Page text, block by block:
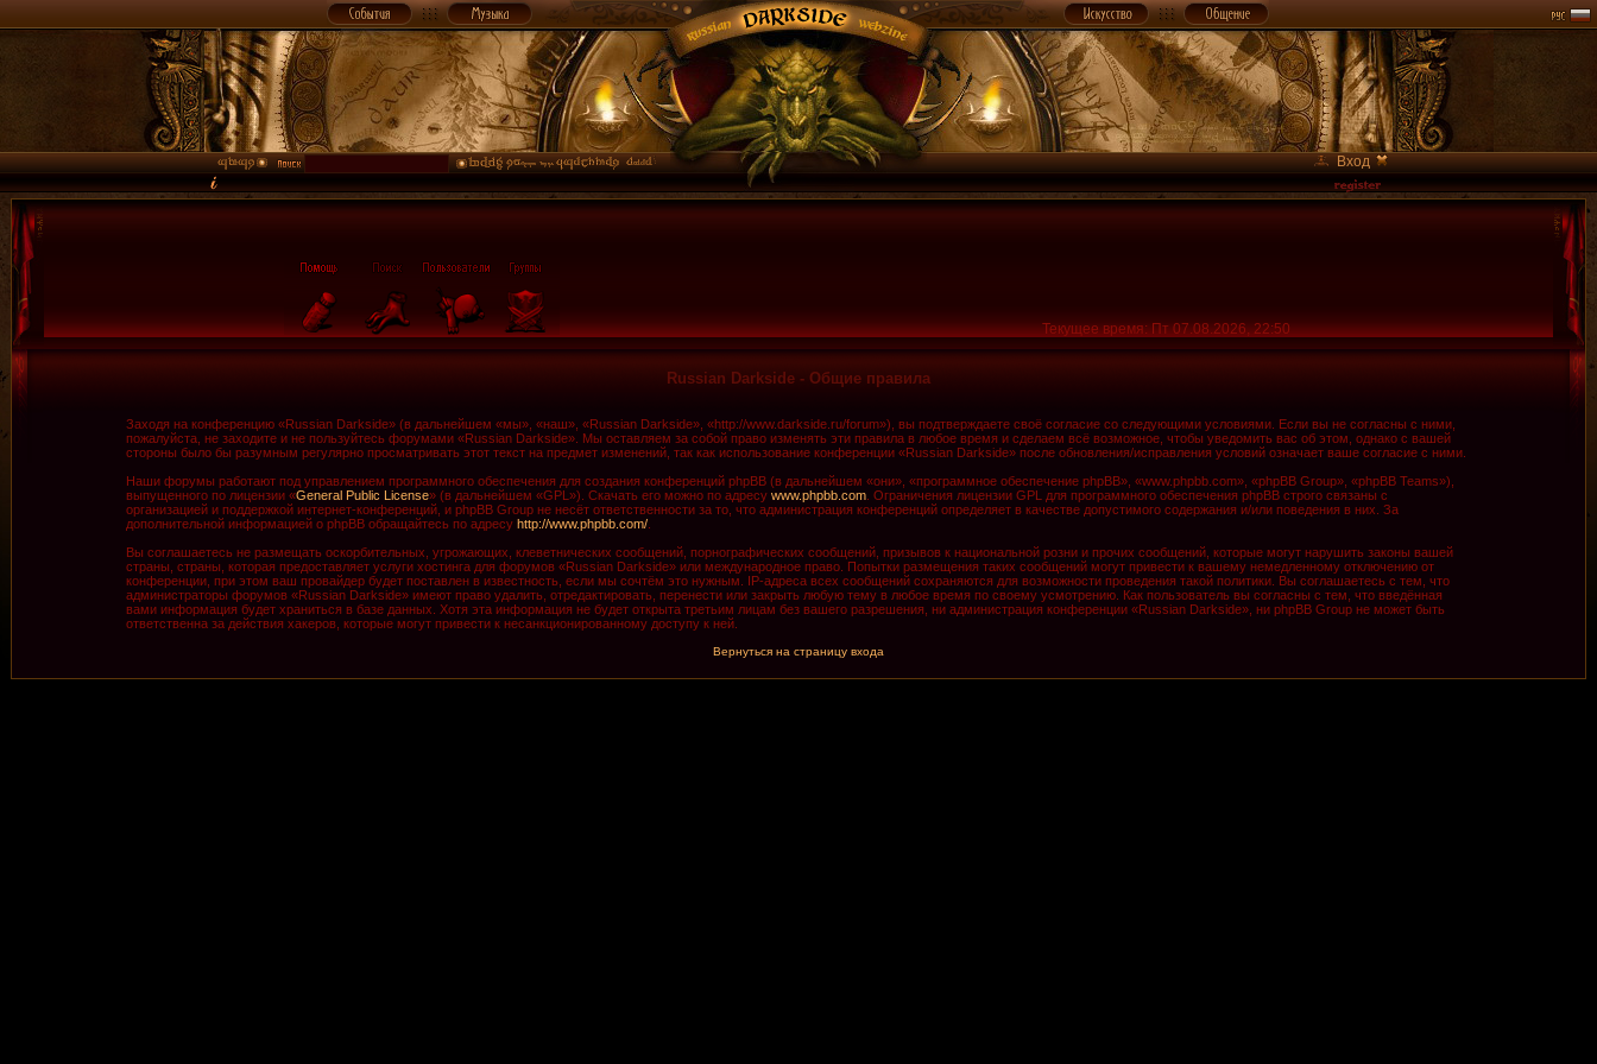
Вход
Текущее время: Пт 07.08.2026, 22:50
Russian Darkside - Общие правила
Заходя на конференцию «Russian Darkside» (в дальнейшем «мы», «наш», «Russian Darkside», «http://www.darkside.ru/forum»), вы подтверждаете своё согласие со следующими условиями. Если вы не согласны с ними,
пожалуйста, не заходите и не пользуйтесь форумами «Russian Darkside». Мы оставляем за собой право изменять эти правила в любое время и сделаем всё возможное, чтобы уведомить вас об этом, однако с вашей
стороны было бы разумным регулярно просматривать этот текст на предмет изменений, так как использование конференции «Russian Darkside» после обновления/исправления условий означает ваше согласие с ними.
Наши форумы работают под управлением программного обеспечения для создания конференций phpBB (в дальнейшем «они», «программное обеспечение phpBB», «www.phpbb.com», «phpBB Group», «phpBB Teams»),
выпущенного по лицензии «General Public License» (в дальнейшем «GPL»). Скачать его можно по адресу www.phpbb.com. Ограничения лицензии GPL для программного обеспечения phpBB строго связаны с
организацией и поддержкой интернет-конференций, и phpBB Group не несёт ответственности за то, что администрация конференций определяет в качестве допустимого содержания и/или поведения в них. За
дополнительной информацией о phpBB обращайтесь по адресу http://www.phpbb.com/.
Вы соглашаетесь не размещать оскорбительных, угрожающих, клеветнических сообщений, порнографических сообщений, призывов к национальной розни и прочих сообщений, которые могут нарушить законы вашей
страны, страны, которая предоставляет услуги хостинга для форумов «Russian Darkside» или международное право. Попытки размещения таких сообщений могут привести к вашему немедленному отключению от
конференции, при этом ваш провайдер будет поставлен в известность, если мы сочтём это нужным. IP-адреса всех сообщений сохраняются для возможности проведения такой политики. Вы соглашаетесь с тем, что
администраторы форумов «Russian Darkside» имеют право удалить, отредактировать, перенести или закрыть любую тему в любое время по своему усмотрению. Как пользователь вы согласны с тем, что введённая
вами информация будет храниться в базе данных. Хотя эта информация не будет открыта третьим лицам без вашего разрешения, ни администрация конференции «Russian Darkside», ни phpBB Group не может быть
ответственна за действия хакеров, которые могут привести к несанкционированному доступу к ней.
Вернуться на страницу входа